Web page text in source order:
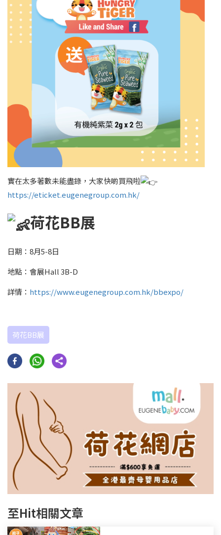
實在太多著數未能盡錄，大家快啲買飛啦
https://eticket.eugenegroup.com.hk/
荷花BB展
日期：8月5-8日
地點：會展Hall 3B-D
詳情： https://www.eugenegroup.com.hk/bbexpo/
荷花BB展
至Hit相關文章